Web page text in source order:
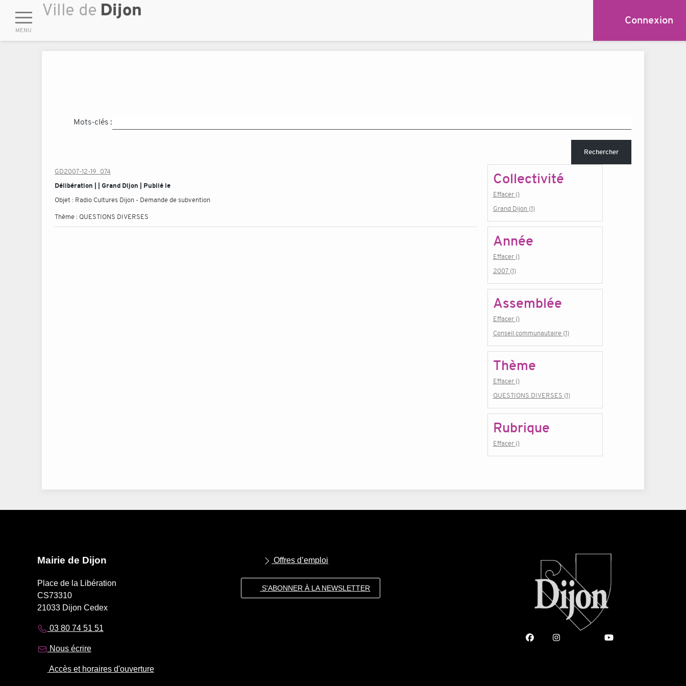
Connexion
Mots-clés :
Rechercher
GD2007-12-19_074
Délibération | | Grand Dijon | Publié le
Objet : Radio Cultures Dijon - Demande de subvention
Thème : QUESTIONS DIVERSES
Collectivité
Effacer ()
Grand Dijon (1)
Année
Effacer ()
2007 (1)
Assemblée
Effacer ()
Conseil communautaire (1)
Thème
Effacer ()
QUESTIONS DIVERSES (1)
Rubrique
Effacer ()
Mairie de Dijon
Place de la Libération
CS73310
21033 Dijon Cedex
03 80 74 51 51
Nous écrire
Accès et horaires d'ouverture
Offres d’emploi
S'ABONNER À LA NEWSLETTER